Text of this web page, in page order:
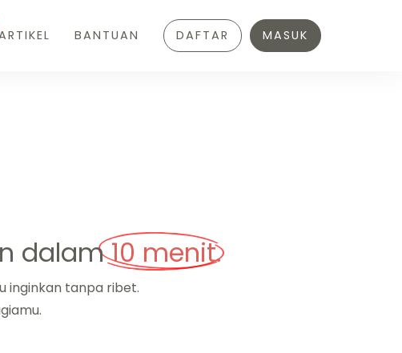
BANTUAN DAFTAR MASUK
dalam10 menit.
inginkan tanpa ribet.